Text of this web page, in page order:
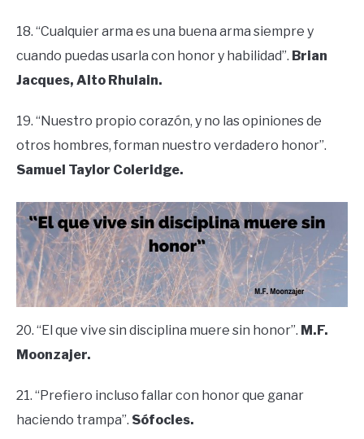
18. “Cualquier arma es una buena arma siempre y
cuando puedas usarla con honor y habilidad”. Brian
Jacques, Alto Rhulain.
19. “Nuestro propio corazón, y no las opiniones de
otros hombres, forman nuestro verdadero honor”.
Samuel Taylor Coleridge.
20. “El que vive sin disciplina muere sin honor”. M.F.
Moonzajer.
21. “Prefiero incluso fallar con honor que ganar
haciendo trampa”. Sófocles.